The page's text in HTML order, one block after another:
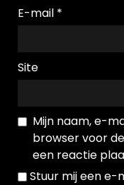
E-mail *
Site
Mijn naam, e-
browser voor
een reactie
Stuur mij een e-